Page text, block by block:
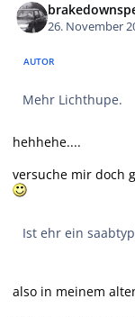
26. November
AUTOR
Mehr Lichthupe.
hehhehe....
versuche mir doch
Ist ehr ein
also in meinem